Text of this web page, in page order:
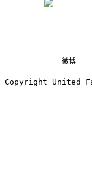
微博
Copyright United